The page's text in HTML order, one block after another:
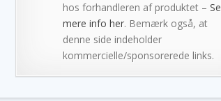
hos forhandleren af produktet – Se
mere info her. Bemærk også, at
denne side indeholder
kommercielle/sponsorerede links.